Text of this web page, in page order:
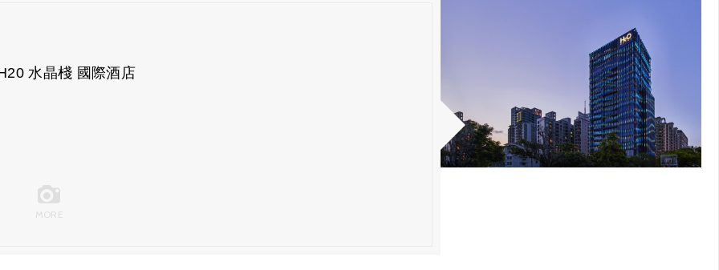
水晶棧 國際酒店
MORE